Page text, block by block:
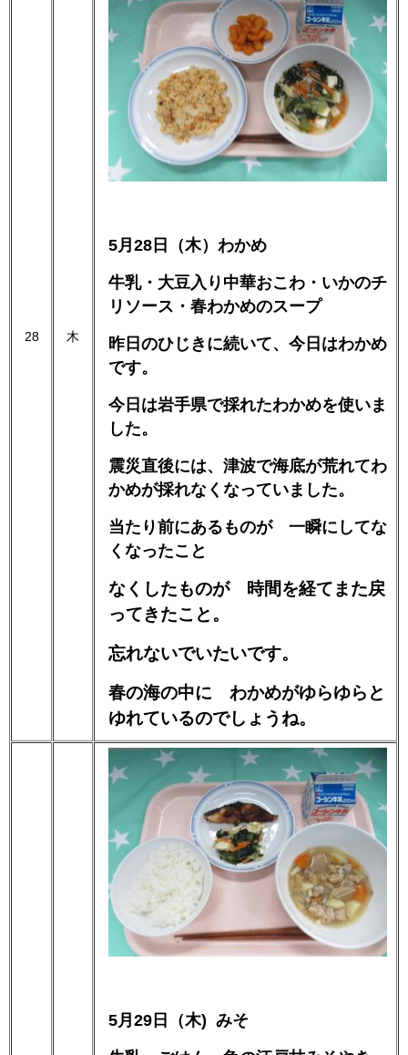
28 木
5月28日（木）わかめ
牛乳・大豆入り中華おこわ・いかのチ
リソース・春わかめのスープ
昨日のひじきに続いて、今日はわかめ
です。
今日は岩手県で採れたわかめを使いま
した。
震災直後には、津波で海底が荒れてわ
かめが採れなくなっていました。
当たり前にあるものが 一瞬にしてな
くなったこと
なくしたものが 時間を経てまた戻
ってきたこと。
忘れないでいたいです。
春の海の中に わかめがゆらゆらと
ゆれているのでしょうね。
5月29日（木) みそ